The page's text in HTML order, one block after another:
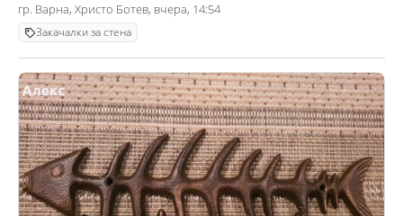
гр. Варна, Христо Ботев, вчера, 14:54
Закачалки за стена